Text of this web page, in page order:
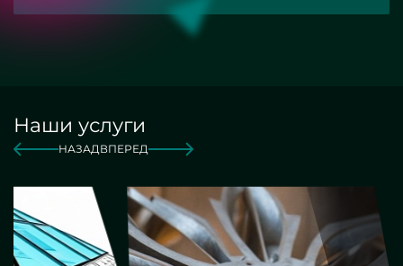
Наши услуги
НАЗАДВПЕРЕД